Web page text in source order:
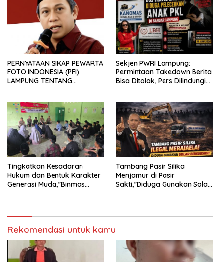
PERNYATAAN SIKAP PEWARTA
FOTO INDONESIA (PFI)
LAMPUNG TENTANG
TERHADAP JURNALIS DI
PENGADILAN NEGERI
TANJUNG KARANG.
Sekjen PWRI Lampung:
Permintaan Takedown Berita
Bisa Ditolak, Pers Dilindungi
Tingkatkan Kesadaran
Hukum dan Bentuk Karakter
Generasi Muda,”Binmas
Tambang Pasir Silika
Menjamur di Pasir
Sakti,”Diduga Gunakan Solar
Rekomendasi untuk kamu